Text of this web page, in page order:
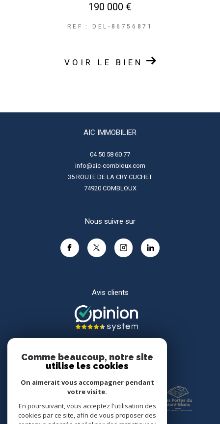
190 000 €
REF : DEL-86756871
VOIR LE BIEN
AIC IMMOBILIER
04 50 58 60 77
info@aic-combloux.com
35 ROUTE DE LA CRY CUCHET
74920
COMBLOUX
Nous suivre sur
Avis clients
Comme beaucoup, notre site
utilise les cookies
On aimerait vous accompagner pendant
votre visite.
En poursuivant, vous acceptez l'utilisation des
cookies par ce site, afin de vous proposer des